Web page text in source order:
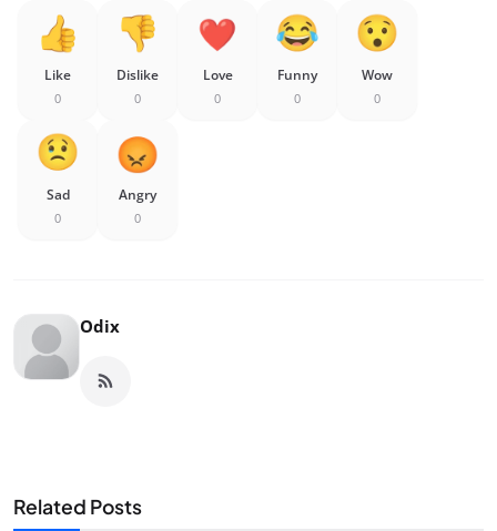
Like
0
Dislike
0
Love
0
Funny
0
Wow
0
Sad
0
Angry
0
Odix
Related Posts